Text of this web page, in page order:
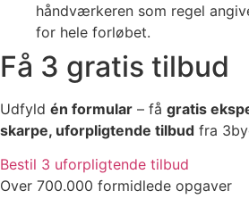
håndværkeren som regel
for hele forløbet.
Få 3 gratis tilbud
Udfyld én formular – få gratis
skarpe, uforpligtende tilbud fra
Bestil 3 uforpligtende tilbud
Over 700.000 formidlede opgaver